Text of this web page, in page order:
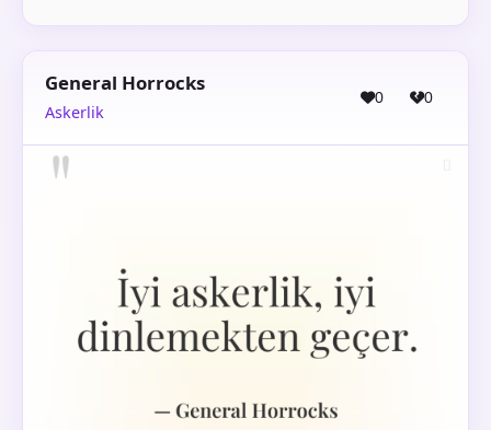
General Horrocks
Askerlik
0 0